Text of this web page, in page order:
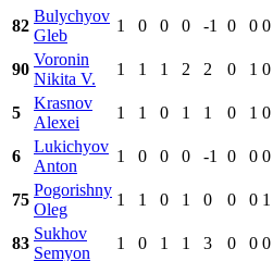
82
Bulychyov
Gleb
1 0 0 0 -1 0 0 0
90
Voronin
Nikita V.
1 1 1 2 2 0 1 0
5
Krasnov
Alexei
1 1 0 1 1 0 1 0
6
Lukichyov
Anton
1 0 0 0 -1 0 0 0
75
Pogorishny
Oleg
1 1 0 1 0 0 0 1
83
Sukhov
Semyon
1 0 1 1 3 0 0 0